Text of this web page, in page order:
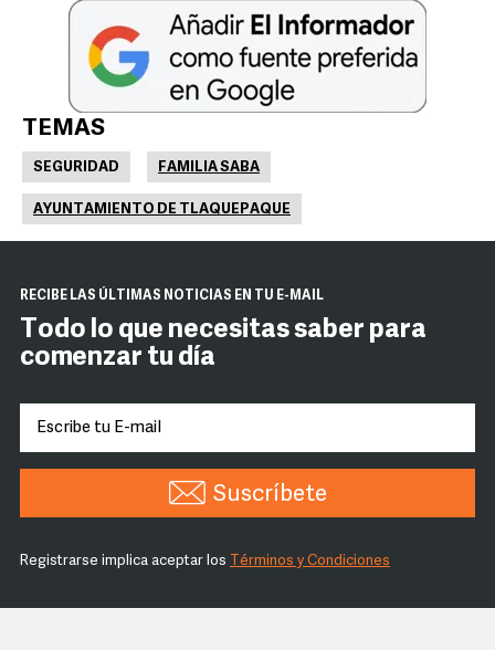
TEMAS
SEGURIDAD FAMILIA SABA
AYUNTAMIENTO DE TLAQUEPAQUE
RECIBE LAS ÚLTIMAS NOTICIAS EN TU E-MAIL
Todo lo que necesitas saber para
comenzar tu día
Suscríbete
Registrarse implica aceptar los Términos y Condiciones